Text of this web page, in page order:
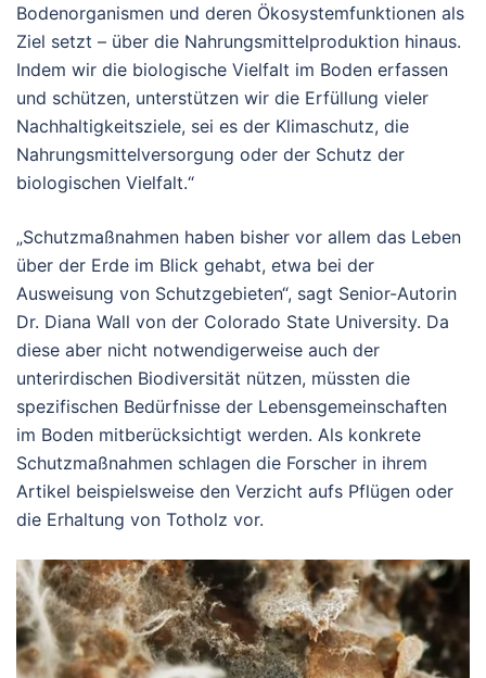
Bodenorganismen und deren Ökosystemfunktionen als
Ziel setzt – über die Nahrungsmittelproduktion hinaus.
Indem wir die biologische Vielfalt im Boden erfassen
und schützen, unterstützen wir die Erfüllung vieler
Nachhaltigkeitsziele, sei es der Klimaschutz, die
Nahrungsmittelversorgung oder der Schutz der
biologischen Vielfalt.“
„Schutzmaßnahmen haben bisher vor allem das Leben
über der Erde im Blick gehabt, etwa bei der
Ausweisung von Schutzgebieten“, sagt Senior-Autorin
Dr. Diana Wall von der Colorado State University. Da
diese aber nicht notwendigerweise auch der
unterirdischen Biodiversität nützen, müssten die
spezifischen Bedürfnisse der Lebensgemeinschaften
im Boden mitberücksichtigt werden. Als konkrete
Schutzmaßnahmen schlagen die Forscher in ihrem
Artikel beispielsweise den Verzicht aufs Pflügen oder
die Erhaltung von Totholz vor.